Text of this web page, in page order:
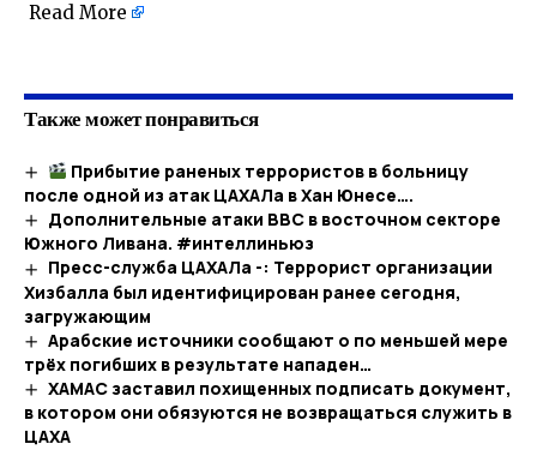
Read More
Также может понравиться
Прибытие раненых террористов в больницу
после одной из атак ЦАХАЛа в Хан Юнесе….​
Дополнительные атаки ВВС в восточном секторе
Южного Ливана. #интеллиньюз
Пресс-служба ЦАХАЛа -: Террорист организации
Хизбалла был идентифицирован ранее сегодня,
загружающим
Арабские источники сообщают о по меньшей мере
трёх погибших в результате нападен…​
ХАМАС заставил похищенных подписать документ,
в котором они обязуются не возвращаться служить в
ЦАХА